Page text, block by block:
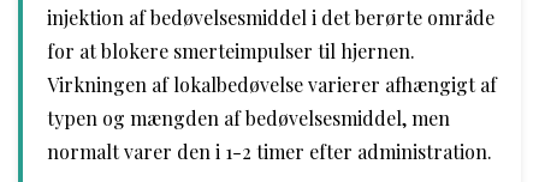
injektion af bedøvelsesmiddel i det berørte område
for at blokere smerteimpulser til hjernen.
Virkningen af lokalbedøvelse varierer afhængigt af
typen og mængden af bedøvelsesmiddel, men
normalt varer den i 1-2 timer efter administration.